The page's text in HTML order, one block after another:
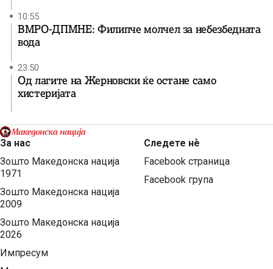
10:55
ВМРО-ДПМНЕ: Филипче молчел за небезбедната
вода
23:50
Од лагите на Жерновски ќе остане само
хистеријата
За нас
Зошто Македонска нација
1971
Зошто Македонска нација
2009
Зошто Македонска нација
2026
Импресум
Следете нѐ
Facebook страница
Facebook група